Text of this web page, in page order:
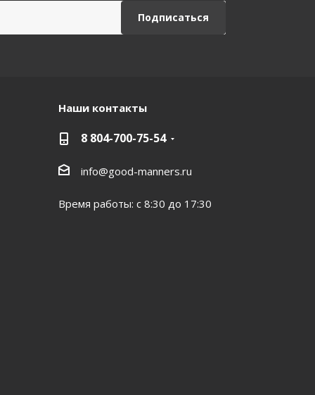
Наши контакты
8 804-700-75-54
info@good-manners.ru
Время работы: с 8:30 до 17:30